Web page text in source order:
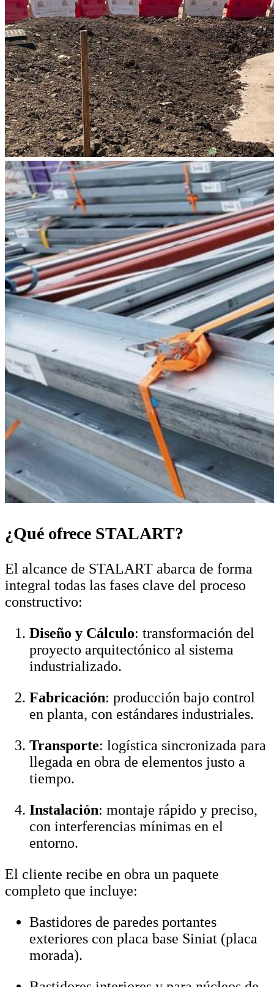
¿Qué ofrece STALART?
El alcance de STALART abarca de forma
integral todas las fases clave del proceso
constructivo:
Diseño y Cálculo: transformación del
proyecto arquitectónico al sistema
industrializado.
Fabricación: producción bajo control
en planta, con estándares industriales.
Transporte: logística sincronizada para
llegada en obra de elementos justo a
tiempo.
Instalación: montaje rápido y preciso,
con interferencias mínimas en el
entorno.
El cliente recibe en obra un paquete
completo que incluye:
Bastidores de paredes portantes
exteriores con placa base Siniat (placa
morada).